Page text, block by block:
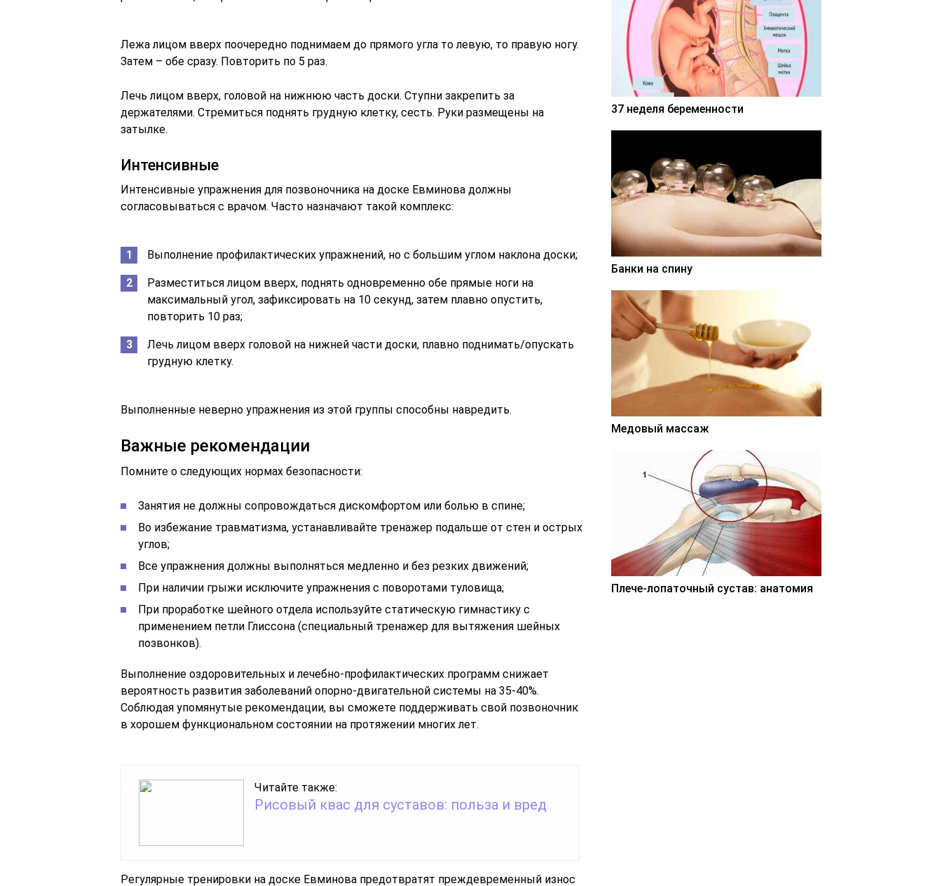
Лежа лицом вверх поочередно поднимаем до прямого угла то левую, то правую ногу.
Затем – обе сразу. Повторить по 5 раз.
Лечь лицом вверх, головой на нижнюю часть доски. Ступни закрепить за
держателями. Стремиться поднять грудную клетку, сесть. Руки размещены на
затылке.
Интенсивные
Интенсивные упражнения для позвоночника на доске Евминова должны
согласовываться с врачом. Часто назначают такой комплекс:
Выполнение профилактических упражнений, но с большим углом наклона доски;
Разместиться лицом вверх, поднять одновременно обе прямые ноги на
максимальный угол, зафиксировать на 10 секунд, затем плавно опустить,
повторить 10 раз;
Лечь лицом вверх головой на нижней части доски, плавно поднимать/опускать
грудную клетку.
Выполненные неверно упражнения из этой группы способны навредить.
Важные рекомендации
Помните о следующих нормах безопасности:
Занятия не должны сопровождаться дискомфортом или болью в спине;
Во избежание травматизма, устанавливайте тренажер подальше от стен и острых
углов;
Все упражнения должны выполняться медленно и без резких движений;
При наличии грыжи исключите упражнения с поворотами туловища;
При проработке шейного отдела используйте статическую гимнастику с
применением петли Глиссона (специальный тренажер для вытяжения шейных
позвонков).
Выполнение оздоровительных и лечебно-профилактических программ снижает
вероятность развития заболеваний опорно-двигательной системы на 35-40%.
Соблюдая упомянутые рекомендации, вы сможете поддерживать свой позвоночник
в хорошем функциональном состоянии на протяжении многих лет.
Читайте также:
Рисовый квас для суставов: польза и вред
Регулярные тренировки на доске Евминова предотвратят преждевременный износ
37 неделя беременности
Банки на спину
Медовый массаж
Плече-лопаточный сустав: анатомия